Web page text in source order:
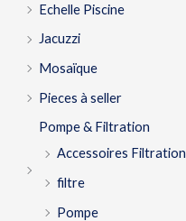
Echelle Piscine
Jacuzzi
Mosaïque
Pieces à seller
Pompe & Filtration
Accessoires Filtration
filtre
Pompe